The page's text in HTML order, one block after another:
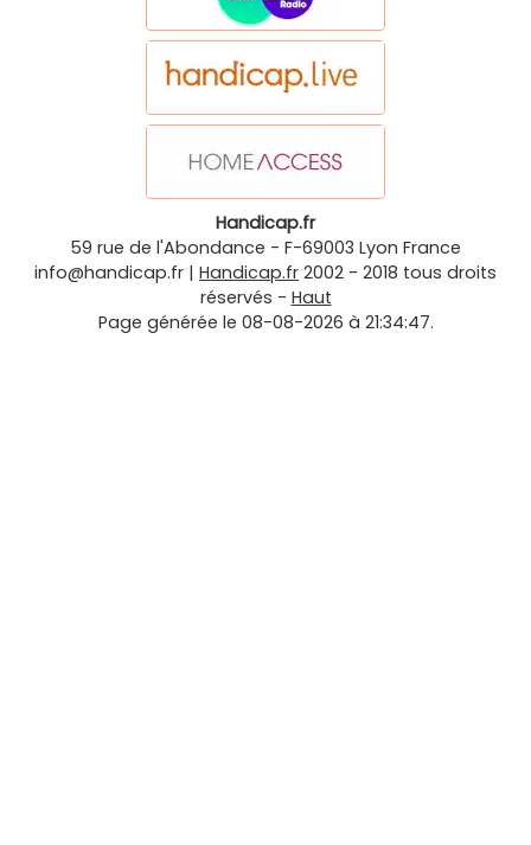
Handicap.fr
59 rue de l'Abondance - F-69003 Lyon France
info@handicap.fr | Handicap.fr 2002 - 2018 tous droits
réservés - Haut
Page générée le 08-08-2026 à 21:34:47.